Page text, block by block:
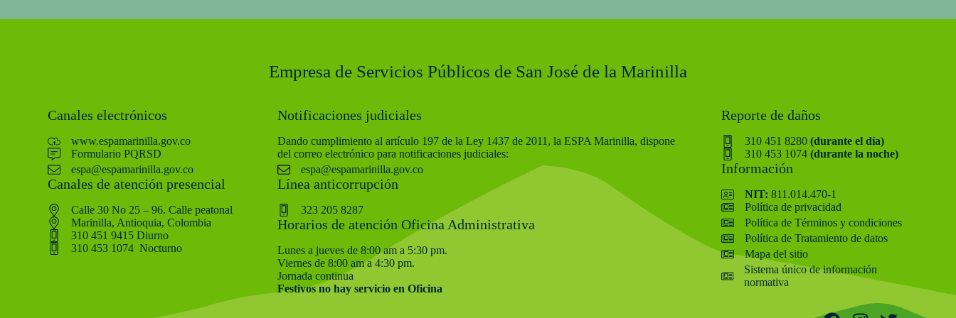
Empresa de Servicios Públicos de San José de la Marinilla
Canales electrónicos
www.espamarinilla.gov.co
Formulario PQRSD
espa@espamarinilla.gov.co
Canales de atención presencial
Calle 30 No 25 – 96. Calle peatonal
Marinilla, Antioquia, Colombia
310 451 9415 Diurno
310 453 1074 Nocturno
Notificaciones judiciales
Dando cumplimiento al artículo 197 de la Ley 1437 de 2011, la ESPA Marinilla, dispone
del correo electrónico para notificaciones judiciales:
espa@espamarinilla.gov.co
Línea anticorrupción
323 205 8287
Horarios de atención Oficina Administrativa
Lunes a jueves de 8:00 am a 5:30 pm.
Viernes de 8:00 am a 4:30 pm.
Jornada continua
Festivos no hay servicio en Oficina
Reporte de daños
310 451 8280(durante el día)
310 453 1074(durante la noche)
Información
NIT:811.014.470-1
Política de privacidad
Política de Términos y condiciones
Política de Tratamiento de datos
Mapa del sitio
Sistema único de información
normativa